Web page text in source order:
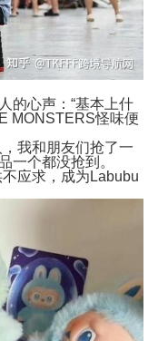
的心声：“基本上什
MONSTERS怪味便
我和朋友们抢了一
一个都没抢到。
应求，成为Labubu